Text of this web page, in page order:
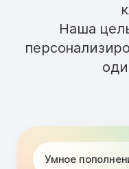
Наша
Умное